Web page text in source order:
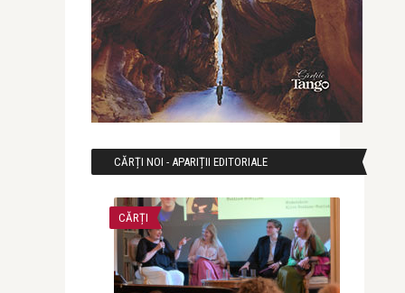
CĂRȚI NOI - APARIȚII EDITORIALE
CĂRȚI